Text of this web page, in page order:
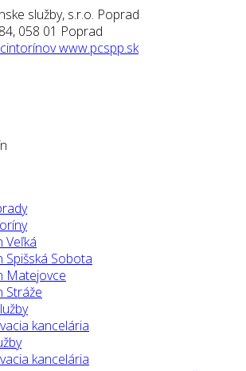
služby, s.r.o. Poprad
058 01 Poprad
www.pcspp.sk
Veľká
Spišská Sobota
Matejovce
Stráže
kancelária
kancelária